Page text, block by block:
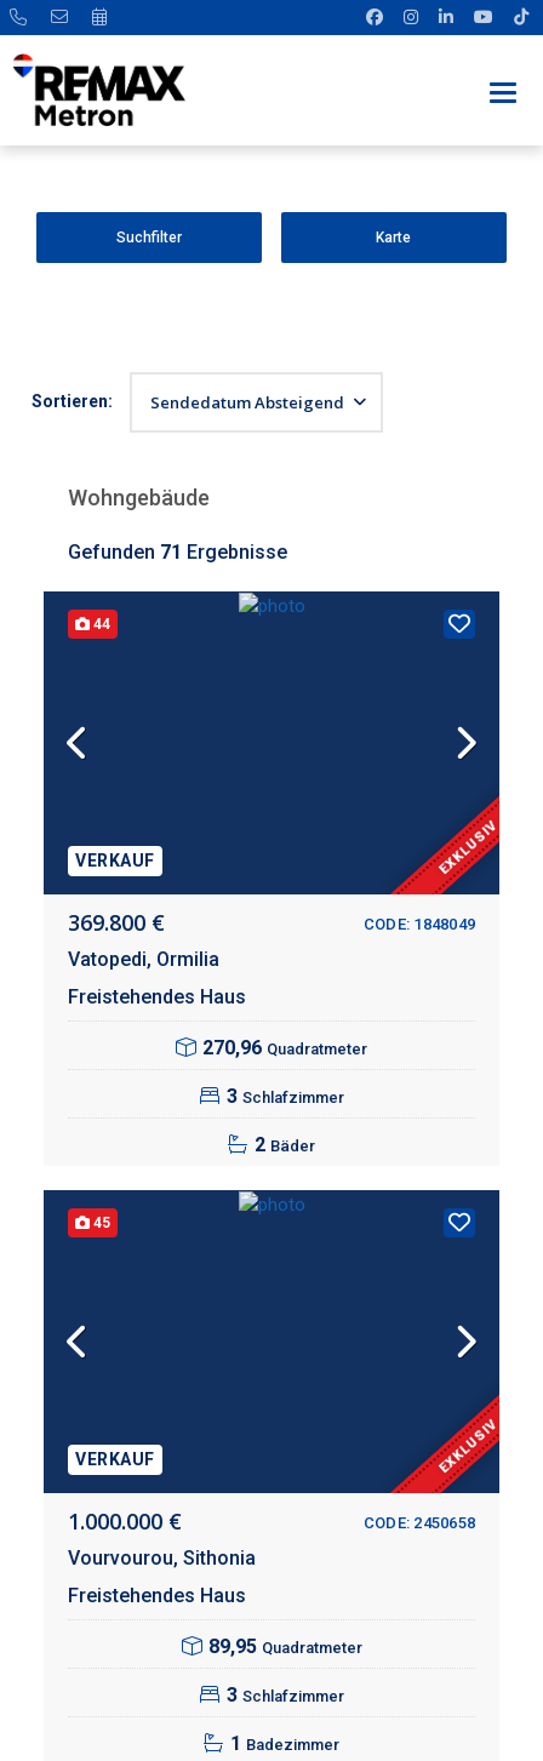
Suchfilter Karte
Sortieren: Sendedatum Absteigend
Wohngebäude
Gefunden 71 Ergebnisse
44
VERKAUF EXKLUSIV
369.800 € CODE: 1848049
Vatopedi, Ormilia
Freistehendes Haus
270,96 Quadratmeter
3 Schlafzimmer
2 Bäder
45
VERKAUF EXKLUSIV
1.000.000 € CODE: 2450658
Vourvourou, Sithonia
Freistehendes Haus
89,95 Quadratmeter
3 Schlafzimmer
1 Badezimmer